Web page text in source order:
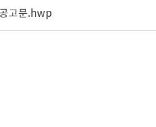
고문.hwp